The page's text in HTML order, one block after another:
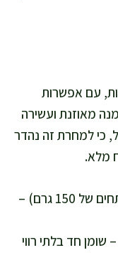
משפחתיות, עם אפשרות
מאוזנת ועשירה
כי למחרת זה נהדר
מלא.
600 גרם פילה טונה אדומה (כ-4 נתחים של 150 גרם) –
שומן חד בלתי רווי